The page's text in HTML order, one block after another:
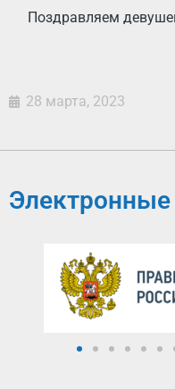
Поздравляем
28 марта, 2023